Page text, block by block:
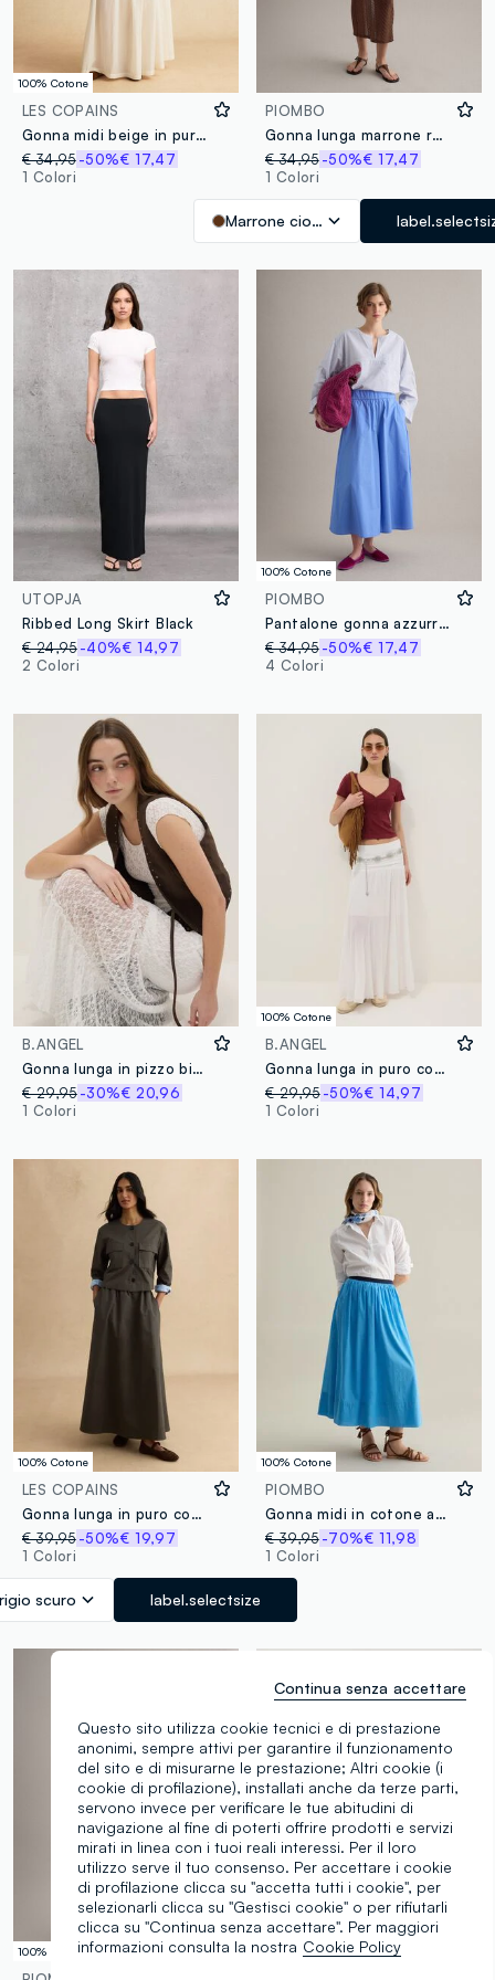
100% Cotone
LES COPAINS
Gonna midi beige in puro cotone
€ 34,95-50%€ 17,47
1 Colori
PIOMBO
Gonna lunga marrone regular fit con design traforato
€ 34,95 -50%€ 17,47
1 Colori
Marrone cioccolato
UTOPJA
Ribbed Long Skirt Black
€ 24,95-40%€ 14,97
2 Colori
100% Cotone
PIOMBO
Pantalone gonna azzurro in puro cotone
€ 34,95 -50%€ 17,47
4 Colori
B.ANGEL
Gonna lunga in pizzo bianca regular fit
€ 29,95-30%€ 20,96
1 Colori
100% Cotone
B.ANGEL
Gonna lunga in puro cotone bianca con vita elastica e trasparenze
€ 29,95 -50%€ 14,97
1 Colori
100% Cotone
LES COPAINS
Gonna lunga in puro cotone grigia con cintura elastica
€ 39,95-50%€ 19,97
1 Colori
scuro label.selectsize
100% Cotone
PIOMBO
Gonna midi in cotone azzurra
€ 39,95 -70%€ 11,98
1 Colori
100% Cotone
Questo sito utilizza cookie tecnici e di prestazione
anonimi, sempre attivi per garantire il funzionamento
del sito e di misurarne le prestazione; Altri cookie (i
cookie di profilazione), installati anche da terze parti,
servono invece per verificare le tue abitudini di
navigazione al fine di poterti offrire prodotti e servizi
mirati in linea con i tuoi reali interessi. Per il loro
utilizzo serve il tuo consenso. Per accettare i cookie
di profilazione clicca su "accetta tutti i cookie", per
selezionarli clicca su "Gestisci cookie" o per rifiutarli
clicca su "Continua senza accettare". Per maggiori
informazioni consulta la nostra Cookie Policy
Continua senza accettare